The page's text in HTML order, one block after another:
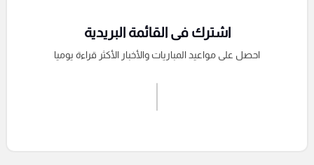
اشترك فى القائمة البريدية
احصل على مواعيد المباريات والأخبار الأكثر قراءة يوميا